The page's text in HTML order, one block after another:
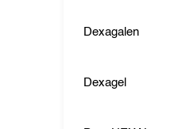
Dexagalen
Dexagel